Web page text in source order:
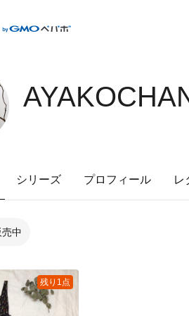
シリーズ プロフィール レ
売中
残り1点